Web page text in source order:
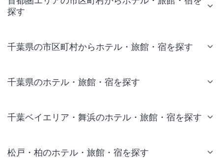
探す
千葉県の市区町村からホテル・旅館・宿を探す
千葉県のホテル・旅館・宿を探す
千葉ベイエリア・舞浜のホテル・旅館・宿を探す
松戸・柏のホテル・旅館・宿を探す